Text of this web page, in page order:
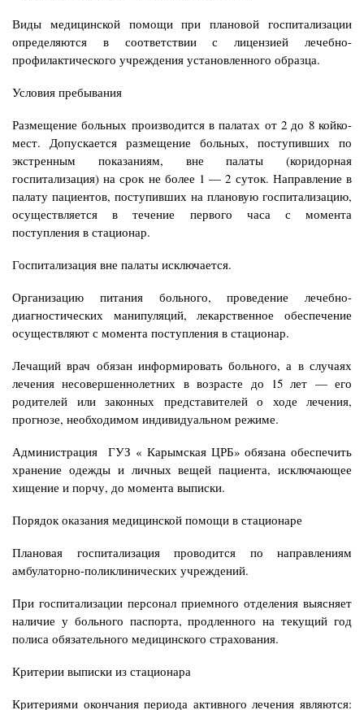
Виды медицинской помощи при плановой госпитализации
определяются в соответствии слицензией лечебно-
профилактического учреждения установленного образца.
Условия пребывания
Размещение больных производится в палатах от 2 до 8 койко-
мест. Допускается размещение больных, поступивших по
экстренным показаниям, вне палаты (коридорная
госпитализация) на срок не более 1 — 2 суток. Направление в
палату пациентов, поступивших на плановую госпитализацию,
осуществляется в течение первого часа с момента
поступления в стационар.
Госпитализация вне палаты исключается.
Организацию питания больного, проведение лечебно-
диагностических манипуляций,лекарственное обеспечение
осуществляют с момента поступления в стационар.
Лечащий врач обязан информировать больного, а в случаях
лечения несовершеннолетних в возрасте до 15 лет — его
родителей или законных представителей о ходе лечения,
прогнозе, необходимом индивидуальном режиме.
АдминистрацияГУЗ « Карымская ЦРБ»обязана обеспечить
хранение одежды и личных вещей пациента, исключающее
хищение и порчу, до момента выписки.
Порядок оказания медицинской помощи в стационаре
Плановая госпитализация проводится по направлениям
амбулаторно-поликлинических учреждений.
При госпитализации персонал приемного отделения выясняет
наличие у больного паспорта, продленного на текущий год
полиса обязательного медицинского страхования.
Критерии выписки из стационара
Критериями окончания периода активного лечения являются: